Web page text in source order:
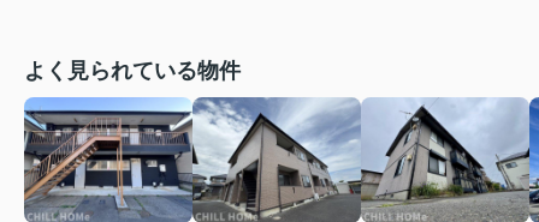
よく見られている物件